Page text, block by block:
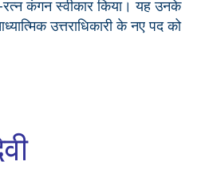
कंगन स्वीकार किया। यह उनके
उत्तराधिकारी के नए पद को